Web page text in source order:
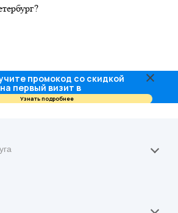
промокод со скидкой
на первый визит в
Узнать подробнее